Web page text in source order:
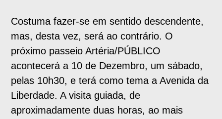
Costuma fazer-se em sentido descendente,
mas, desta vez, será ao contrário. O
próximo passeio Artéria/PÚBLICO
acontecerá a 10 de Dezembro, um sábado,
pelas 10h30, e terá como tema a Avenida da
Liberdade. A visita guiada, de
aproximadamente duas horas, ao mais